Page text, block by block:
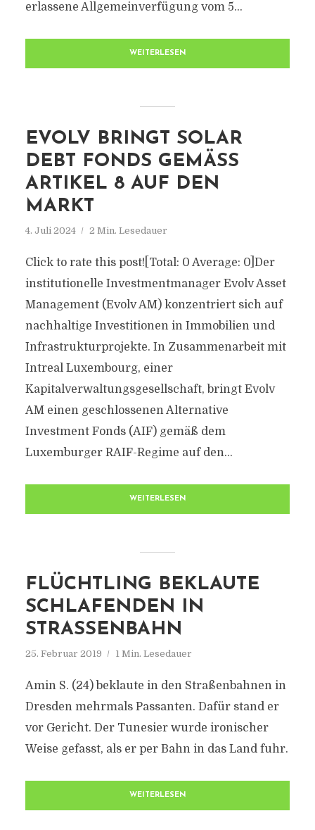
erlassene Allgemeinverfügung vom 5...
WEITERLESEN
EVOLV BRINGT SOLAR
DEBT FONDS GEMÄSS A
RTIKEL 8 AUF DEN M
ARKT
4. Juli 2024 2 Min. Lesedauer
Click to rate this post![Total: 0 Average: 0]Der
institutionelle Investmentmanager Evolv Asset
Management (Evolv AM) konzentriert sich auf
nachhaltige Investitionen in Immobilien und
Infrastrukturprojekte. In Zusammenarbeit mit
Intreal Luxembourg, einer
Kapitalverwaltungsgesellschaft, bringt Evolv
AM einen geschlossenen Alternative
Investment Fonds (AIF) gemäß dem
Luxemburger RAIF-Regime auf den...
WEITERLESEN
FLÜCHTLING BEKLAUTE
SCHLAFENDEN IN
STRASSENBAHN
25. Februar 2019 1 Min. Lesedauer
Amin S. (24) beklaute in den Straßenbahnen in
Dresden mehrmals Passanten. Dafür stand er
vor Gericht. Der Tunesier wurde ironischer
Weise gefasst, als er per Bahn in das Land fuhr.
WEITERLESEN